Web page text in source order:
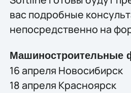
вас подробные
непосредственно на
Машиностроительные
16 апреля Новосибирск
18 апреля Красноярск